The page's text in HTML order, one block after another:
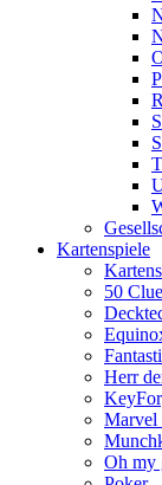
Kartenspiele
50
Herr
Marvel
Oh my